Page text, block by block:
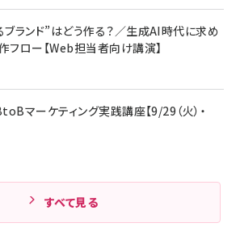
ランキングをもっと見る
ブル Anker絡まないケーブル 240W 結束バン
付き USB PD対応 シリコン素材採用 iPhone
/ 16 / 15 / Galaxy iPad Pro MacBook
Air 各種対応 (1.8m ミッドナイトブラック)
ランド”はどう作る？／生成AI時代に求め
フロー【Web担当者向け講演】
マーケティング実践講座【9/29（火）・
すべて見る